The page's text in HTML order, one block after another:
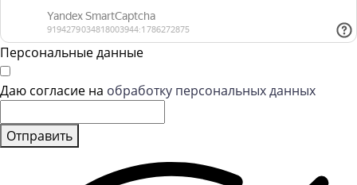
Персональные данные
Даю согласие на обработку персональных данных
Отправить